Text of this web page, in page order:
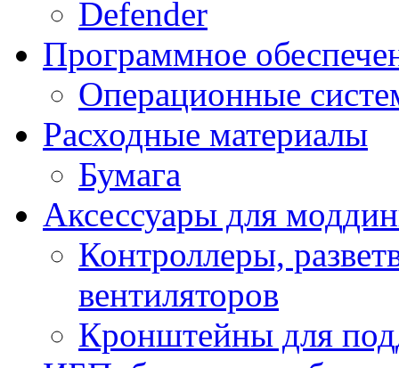
Defender
Программное
Операционные
Расходные материалы
Бумага
Аксессуары для
Контроллеры,
вентиляторов
Кронштейны для